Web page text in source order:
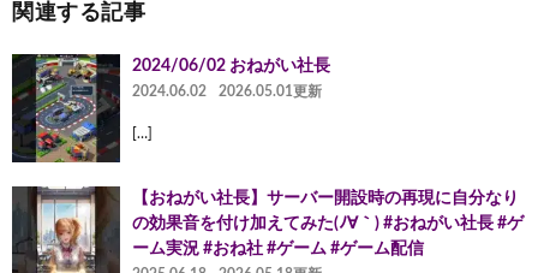
関連する記事
2024/06/02 おねがい社長
2024.06.02 2026.05.01更新
[…]
【おねがい社長】サーバー開設時の再現に自分なり
の効果音を付け加えてみた(ﾉ∀｀) #おねがい社長 #ゲ
ーム実況 #おね社 #ゲーム #ゲーム配信